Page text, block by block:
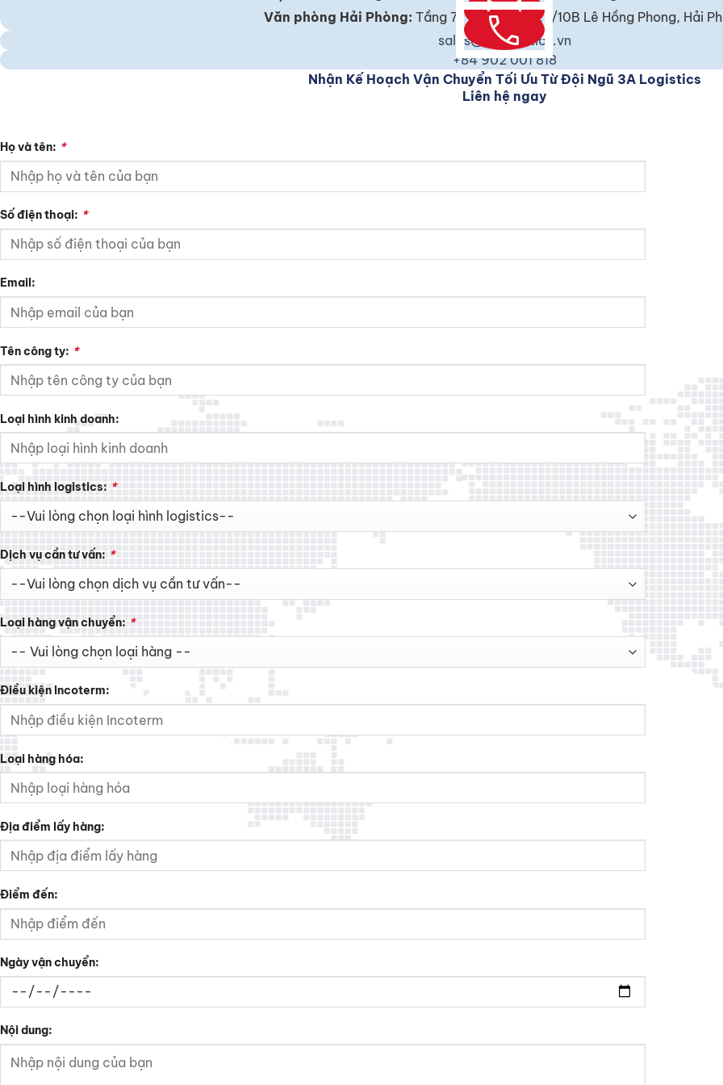
Văn phòng Hải Phòng: Tầng 7, Toà nhà EIC, 1/10B Lê Hồng Phong, Hải
email
sales@3alogistics.vn
call
+84 902 001 818
Nhận Kế Hoạch Vận Chuyển Tối Ưu Từ Đội Ngũ 3A Logistics
Liên hệ ngay
Họ và tên: *
Số điện thoại: *
Email:
Tên công ty: *
Loại hình kinh doanh:
Loại hình logistics: *
Dịch vụ cần tư vấn: *
Loại hàng vận chuyển: *
Điều kiện Incoterm:
Loại hàng hóa:
Địa điểm lấy hàng:
Điểm đến:
Ngày vận chuyển:
Nội dung: